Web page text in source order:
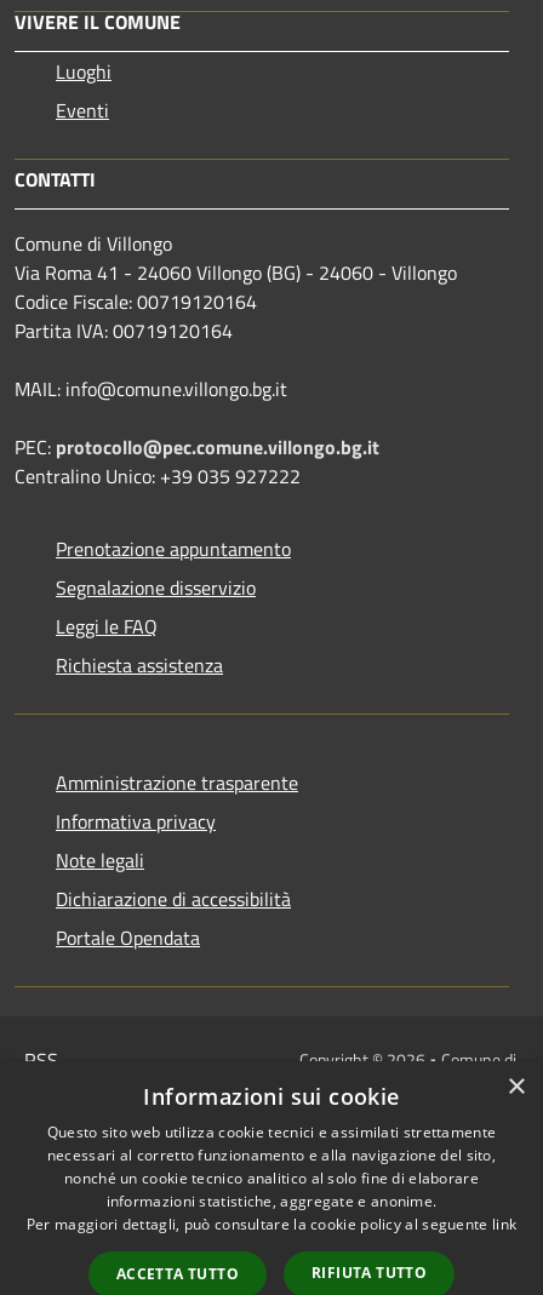
VIVERE IL COMUNE
Luoghi
Eventi
CONTATTI
Comune di Villongo
Via Roma 41 - 24060 Villongo (BG) - 24060 - Villongo
Codice Fiscale: 00719120164
Partita IVA: 00719120164
MAIL: info@comune.villongo.bg.it
PEC: protocollo@pec.comune.villongo.bg.it
Centralino Unico: +39 035 927222
Prenotazione appuntamento
Segnalazione disservizio
Leggi le FAQ
Richiesta assistenza
Amministrazione trasparente
Informativa privacy
Note legali
Dichiarazione di accessibilità
Portale Opendata
RSS
Cookie
Mappa del sito
IBAN COMUNALI: per i cittadini
IT48Z0851453760000000120312
Copyright © 2026 • Comune di
Villongo • Powered by
redazione
×
Informazioni sui cookie
Questo sito web utilizza cookie tecnici e assimilati strettamente
necessari al corretto funzionamento e alla navigazione del sito,
nonché un cookie tecnico analitico al solo fine di elaborare
informazioni statistiche, aggregate e anonime.
Per maggiori dettagli, può consultare la cookie policy al seguente link
ACCETTA TUTTO RIFIUTA TUTTO